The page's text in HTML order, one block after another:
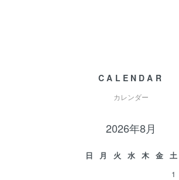
CALENDAR
カレンダー
2026年8月
日 月 火 水 木 金
土
1